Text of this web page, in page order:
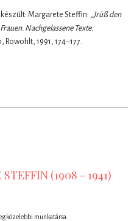
Margarete Steffin: „Jrüß den
Nachgelassene Texte.
1991, 174–177.
STEFFIN (1908 - 1941)
munkatársa.